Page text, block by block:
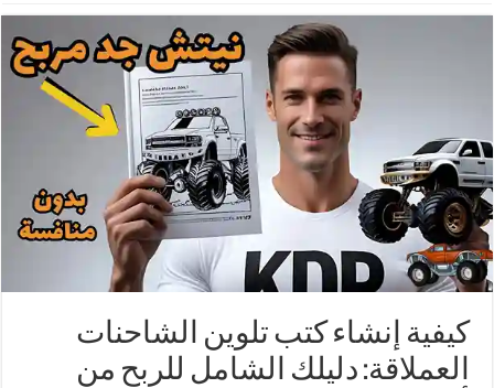
كيفية إنشاء كتب تلوين الشاحنات
العملاقة: دليلك الشامل للربح من